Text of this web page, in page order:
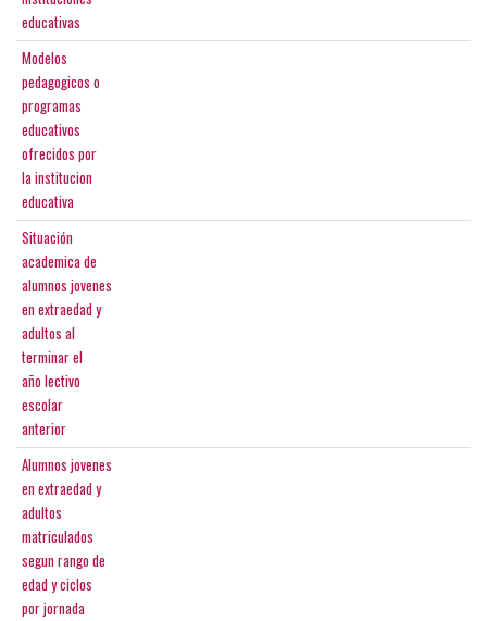
educativas
Modelos
pedagogicos o
programas
educativos
ofrecidos por
la institucion
educativa
Situación
academica de
alumnos jovenes
en extraedad y
adultos al
terminar el
año lectivo
escolar
anterior
Alumnos jovenes
en extraedad y
adultos
matriculados
segun rango de
edad y ciclos
por jornada